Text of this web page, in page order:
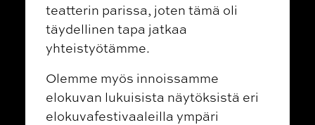
teatterin parissa, joten tämä oli
täydellinen tapa jatkaa
yhteistyötämme.
Olemme myös innoissamme
elokuvan lukuisista näytöksistä eri
elokuvafestivaaleilla ympäri